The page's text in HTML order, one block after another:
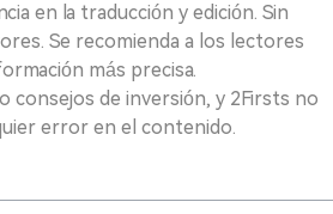
en la traducción y edición. Sin
Se recomienda a los lectores
más precisa.
consejos de inversión, y 2Firsts no
error en el contenido.